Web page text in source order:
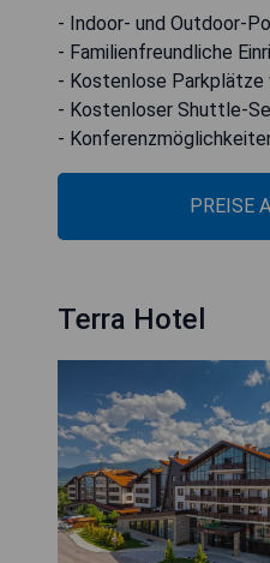
- Indoor- und Outdoor-
- Familienfreundliche
- Kostenlose Parkplätze
- Kostenloser Shuttle-
-
PREISE
Terra Hotel